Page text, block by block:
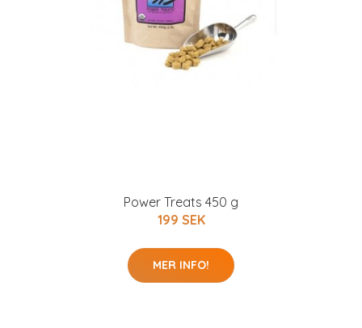
Power Treats 450 g
199 SEK
MER INFO!